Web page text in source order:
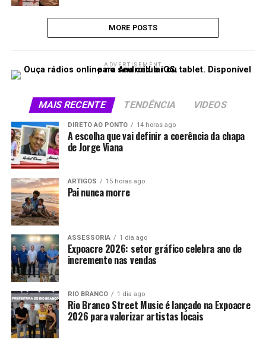
MORE POSTS
ADVERTISEMENT
MAIS RECENTE TENDÊNCIA VIDEOS
DIRETO AO PONTO 14 horas ago
A escolha que vai definir a coerência da chapa
de Jorge Viana
ARTIGOS 15 horas ago
Pai nunca morre
ASSESSORIA 1 dia ago
Expoacre 2026: setor gráfico celebra ano de
incremento nas vendas
RIO BRANCO 1 dia ago
Rio Branco Street Music é lançado na Expoacre
2026 para valorizar artistas locais